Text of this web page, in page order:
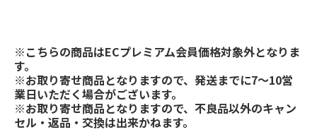
※こちらの商品はECプレミアム会員価格対象外となりま
す。
※お取り寄せ商品となりますので、発送までに7～10営
業日いただく場合がございます。
※お取り寄せ商品となりますので、不良品以外のキャン
セル・返品・交換は出来かねます。